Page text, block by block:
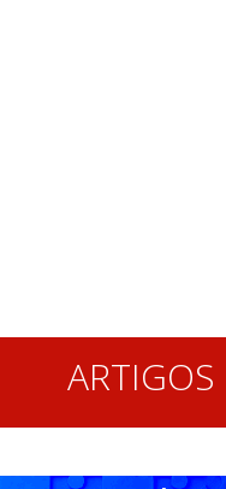
ARTIGOS